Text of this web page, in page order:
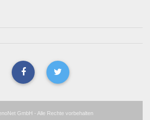
GmbH - Alle Rechte vorbehalten